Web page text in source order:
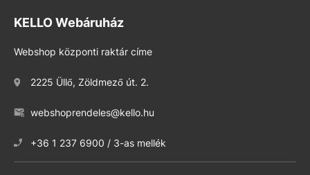
KELLO Webáruház
Webshop központi raktár címe
2225 Üllő, Zöldmező út. 2.
webshoprendeles@kello.hu
+36 1 237 6900 / 3-as mellék